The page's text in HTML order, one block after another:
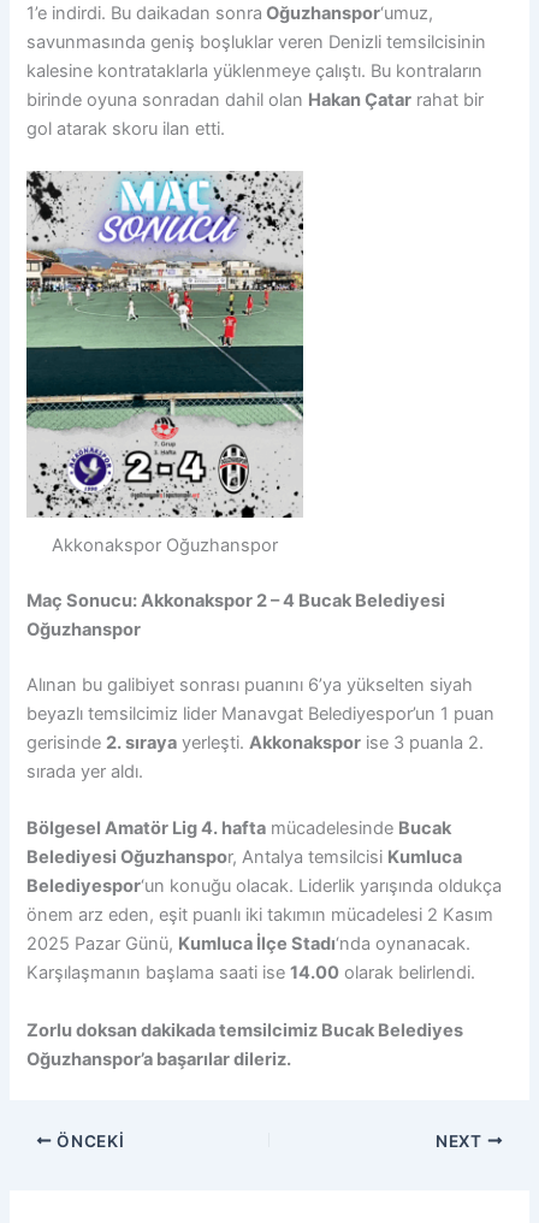
1’e indirdi. Bu daikadan sonra Oğuzhanspor‘umuz,
savunmasında geniş boşluklar veren Denizli temsilcisinin
kalesine kontrataklarla yüklenmeye çalıştı. Bu kontraların
birinde oyuna sonradan dahil olan Hakan Çatar rahat bir
gol atarak skoru ilan etti.
Akkonakspor Oğuzhanspor
Maç Sonucu: Akkonakspor 2 – 4 Bucak Belediyesi
Oğuzhanspor
Alınan bu galibiyet sonrası puanını 6’ya yükselten siyah
beyazlı temsilcimiz lider Manavgat Belediyespor’un 1 puan
gerisinde 2. sıraya yerleşti.Akkonakspor ise 3 puanla 2.
sırada yer aldı.
Bölgesel Amatör Lig 4. hafta mücadelesinde Bucak
Belediyesi Oğuzhanspor, Antalya temsilcisi Kumluca
Belediyespor‘un konuğu olacak. Liderlik yarışında oldukça
önem arz eden, eşit puanlı iki takımın mücadelesi 2 Kasım
2025 Pazar Günü, Kumluca İlçe Stadı‘nda oynanacak.
Karşılaşmanın başlama saati ise14.00 olarak belirlendi.
Zorlu doksan dakikada temsilcimiz Bucak Belediyes
Oğuzhanspor’a başarılar dileriz.
ÖNCEKI NEXT